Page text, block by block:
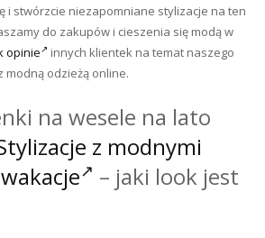
i stwórzcie niezapomniane stylizacje na ten
do zakupów i cieszenia się modą w
opinie
innych klientek na temat naszego
odzieżą online.
na wesele na lato
z modnymi
– jaki look jest